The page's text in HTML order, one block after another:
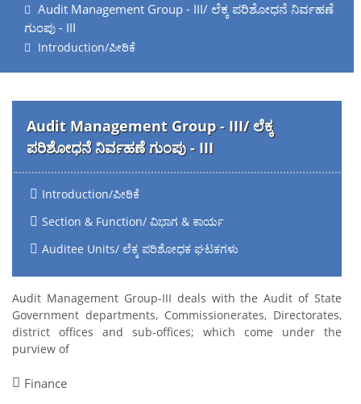
Audit Management Group - III/ ಲೆಕ್ಕ ಪರಿಶೋಧನೆ ನಿರ್ವಹಣೆ
ಗುಂಪು - III
Introduction/ಪೀಠಿಕೆ
Audit Management Group - III/ ಲೆಕ್ಕ
ಪರಿಶೋಧನೆ ನಿರ್ವಹಣೆ ಗುಂಪು - III
Introduction/ಪೀಠಿಕೆ
Section & Function/ ವಿಭಾಗ & ಕಾರ್ಯ
Auditee Units/ ಲೆಕ್ಕ ಪರಿಶೋಧಕ ಘಟಕಗಳು
Audit Management Group-III deals with the Audit of State
Government departments, Commissionerates, Directorates,
district offices and sub-offices; which come under the
purview of
Finance